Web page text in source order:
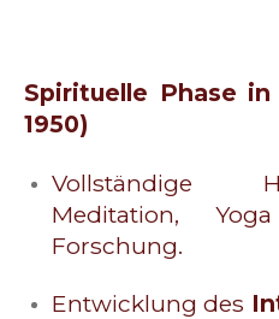
Spirituelle Phase in
1950)
Vollständige
Meditation,
Forschung.
Entwicklung des